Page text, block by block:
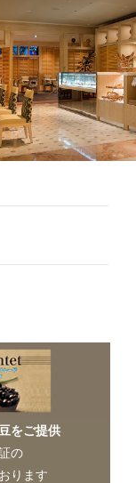
をご提供
の
ります